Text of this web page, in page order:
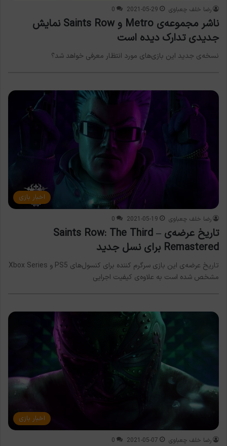
رضا خلف چعباوی 2021-05-29
0
ناشر مجموعه‌ی Metro و Saints Row نمایش
جدیدی تدارک دیده است
نسخه‌ی جدید این بازی‌های مورد انتظار معرفی خواهد شد؟
اخبار بازی
رضا خلف چعباوی 2021-05-19
0
تاریخ عرضه‌ی Saints Row: The Third –
Remastered برای نسل جدید
تاریخ عرضه‌ی این بازی سرگرم کننده برای کنسول‌های PS5 و Xbox Series
مشخص شده است به علاوه‌ی کیفیت اجرایی
اخبار بازی
رضا خلف چعباوی 2021-05-07
0